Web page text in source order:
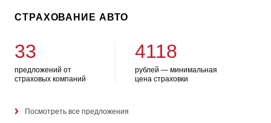
СТРАХОВАНИЕ АВТО
33
предложений от
страховых компаний
4118
рублей — минимальная
цена страховки
Посмотреть все предложения